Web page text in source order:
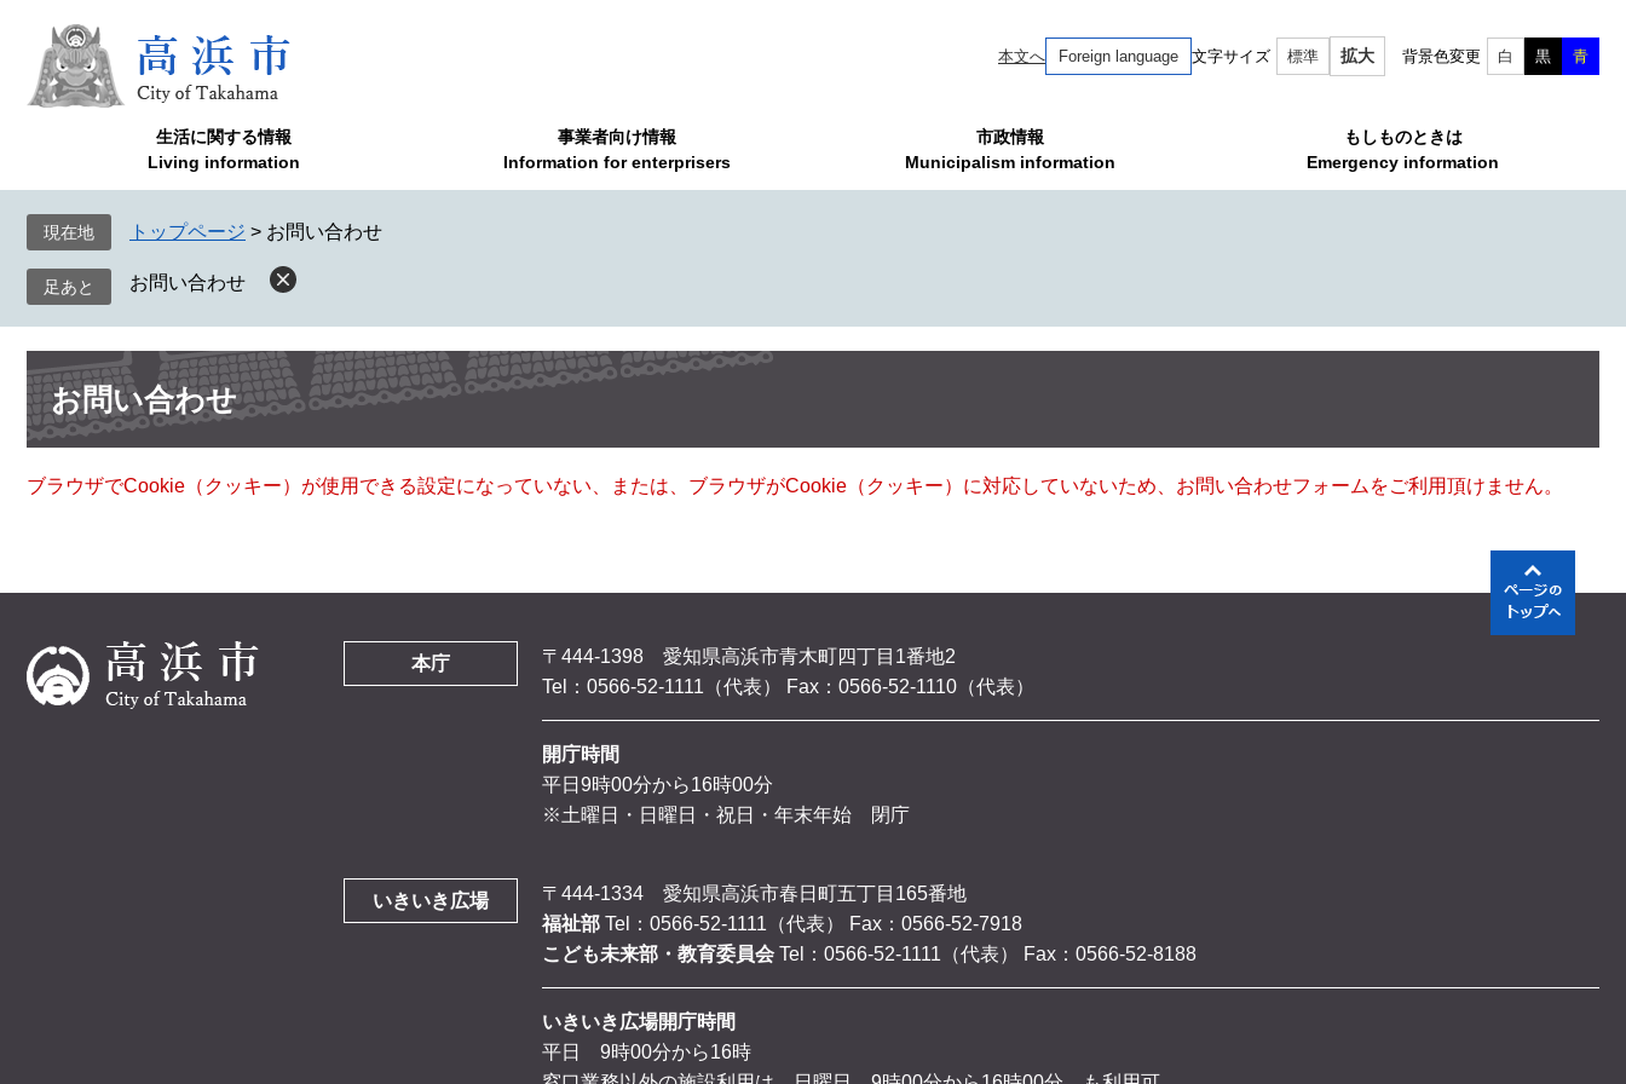
で
ば
へ
本文へ Foreign language 文字サイズ 標準 拡大 背景色変更 白 黒 青
生活に関する情報
Living information
事業者向け情報
Information for enterprisers
市政情報
Municipalism information
もしものときは
Emergency information
現在地 トップページ > お問い合わせ
お問い合わせ
本
文 お問い合わせ
ブラウザでCookie（クッキー）が使用できる設定になっていない、または、ブラウザがCookie（クッキー）に対応していないため、お問い合わせフォームをご利用頂けません。
本庁
〒444-1398 愛知県高浜市青木町四丁目1番地2
Tel：0566-52-1111（代表）
Fax：0566-52-1110（代表）
開庁時間
平日9時00分から16時00分
※土曜日・日曜日・祝日・年末年始 閉庁
いきいき広場
〒444-1334 愛知県高浜市春日町五丁目165番地
福祉部 Tel：0566-52-1111（代表）
Fax：0566-52-7918
こども未来部・教育委員会 Tel：0566-52-1111（代表） Fax：0566-52-8188
いきいき広場開庁時間
平日 9時00分から16時